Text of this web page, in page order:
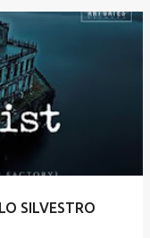
SILVESTRO